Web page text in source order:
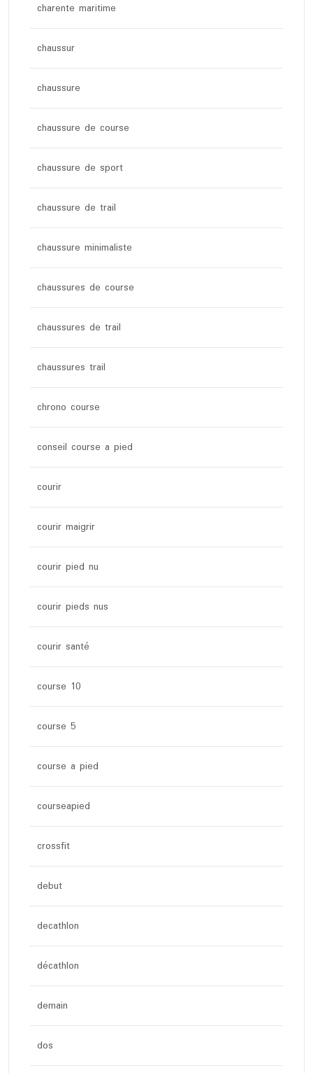
charente maritime
chaussur
chaussure
chaussure de course
chaussure de sport
chaussure de trail
chaussure minimaliste
chaussures de course
chaussures de trail
chaussures trail
chrono course
conseil course a pied
courir
courir maigrir
courir pied nu
courir pieds nus
courir santé
course 10
course 5
course a pied
courseapied
crossfit
debut
decathlon
décathlon
demain
dos